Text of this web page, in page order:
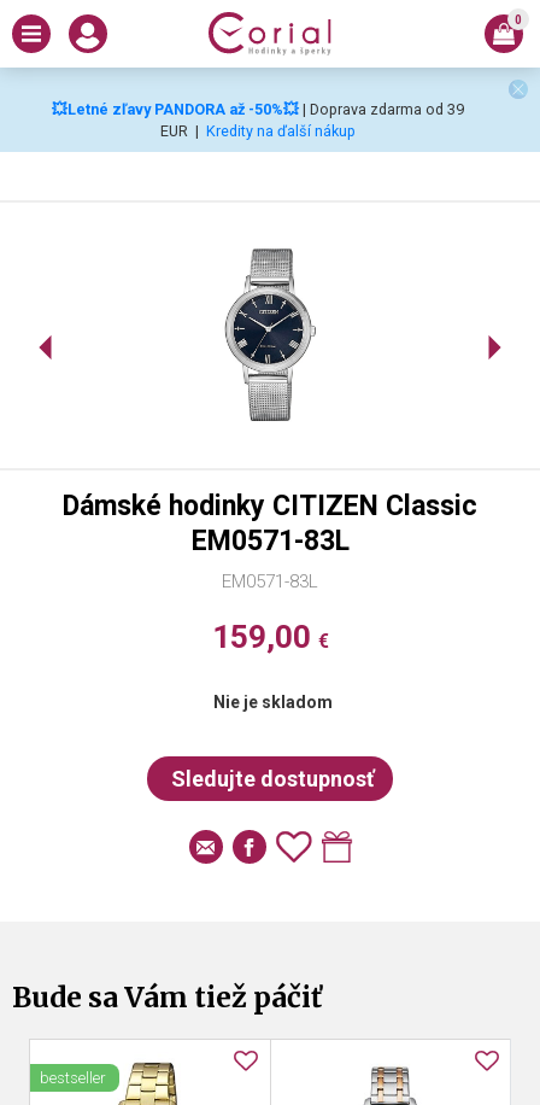
💥Letné zľavy PANDORA až -50%💥 | Doprava zdarma od 39
EUR | Kredity na ďalší nákup
0
EM0571-83L
Dámské hodinky CITIZEN Classic
EM0571-83L
159,00 €
Nie je skladom
Bude sa Vám tiež páčiť
bestseller